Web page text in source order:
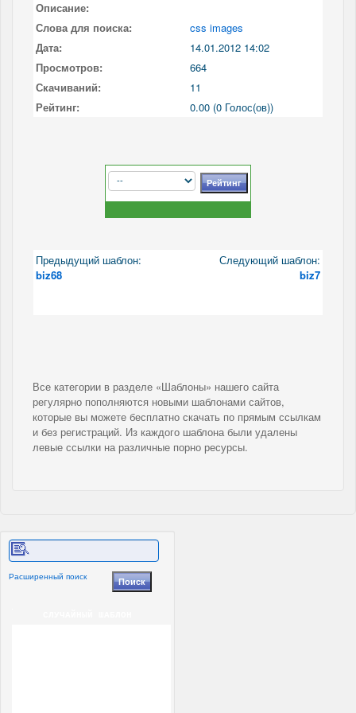
Описание:
Слова для поиска:
css images
Дата:
14.01.2012 14:02
Просмотров:
664
Скачиваний:
11
Рейтинг:
0.00 (0 Голос(ов))
Предыдущий шаблон:
biz68
Следующий шаблон:
biz7
Все категории в разделе «Шаблоны» нашего сайта
регулярно пополняются новыми шаблонами сайтов,
которые вы можете бесплатно скачать по прямым ссылкам
и без регистраций. Из каждого шаблона были удалены
левые ссылки на различные порно ресурсы.
Расширенный поиск